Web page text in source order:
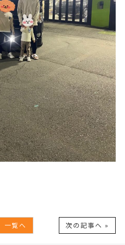
一覧へ 次の記事へ »